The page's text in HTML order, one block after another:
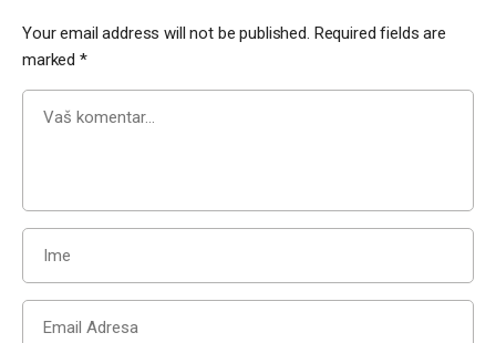
Your email address will not be published. Required fields are
marked *